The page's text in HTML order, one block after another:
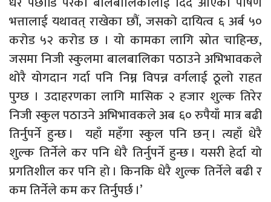
भत्तालाई यथावत् राखेका छौं, जसको दायित्व ६ अर्ब ५०
करोड ५२ करोड छ । यो कामका लागि स्रोत चाहिन्छ,
जसमा निजी स्कुलमा बालबालिका पठाउने अभिभावकले
थोरै योगदान गर्दा पनि निम्न विपन्न वर्गलाई ठूलो राहत
पुग्छ । उदाहरणका लागि मासिक २ हजार शुल्क तिरेर
निजी स्कुल पठाउने अभिभावकले अब ६० रुपैयाँ मात्र बढी
तिर्नुपर्ने हुन्छ । यहाँ महँगा स्कुल पनि छन् । त्यहाँ धेरै
शुल्क तिर्नेले कर पनि धेरै तिर्नुपर्ने हुन्छ । यसरी हेर्दा यो
प्रगतिशील कर पनि हो । किनकि धेरै शुल्क तिर्नेले बढी र
कम तिर्नेले कम कर तिर्नुपर्छ ।’